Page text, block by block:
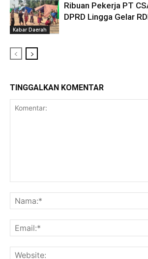
Kabar Daerah
Ribuan Pekerja PT
DPRD Lingga Gelar
TINGGALKAN KOMENTAR